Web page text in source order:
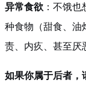
异常食欲 ：不饿
种食物（甜食、油
责、内疚、甚至厌
如果你属于后者，